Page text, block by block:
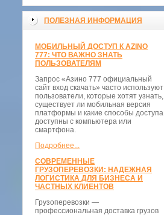
ПОЛЕЗНАЯ ИНФОРМАЦИЯ
МОБИЛЬНЫЙ ДОСТУП К AZINO
777: ЧТО ВАЖНО ЗНАТЬ
ПОЛЬЗОВАТЕЛЯМ
Запрос «Азино 777 официальный
сайт вход скачать» часто используют
пользователи, которые хотят узнать,
существует ли мобильная версия
платформы и какие способы доступа
доступны с компьютера или
смартфона.
Подробнее...
СОВРЕМЕННЫЕ
ГРУЗОПЕРЕВОЗКИ: НАДЕЖНАЯ
ЛОГИСТИКА ДЛЯ БИЗНЕСА И
ЧАСТНЫХ КЛИЕНТОВ
Грузоперевозки —
профессиональная доставка грузов